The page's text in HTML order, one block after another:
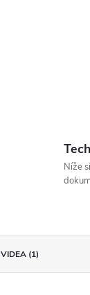
Níže
VIDEA (1)